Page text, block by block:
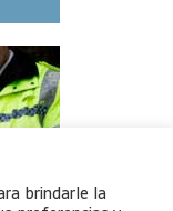
brindarle la